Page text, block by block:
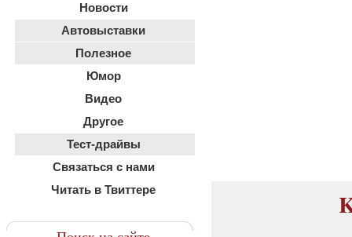
Новости
Автовыставки
Полезное
Юмор
Видео
Другое
Тест-драйвы
Связаться с нами
Читать в Твиттере